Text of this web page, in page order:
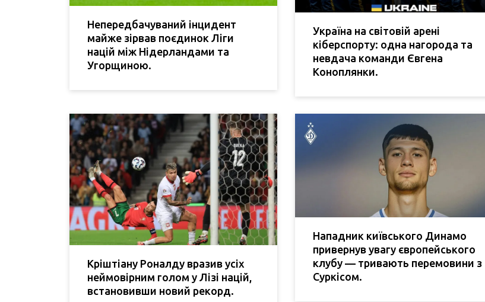
Непередбачуваний інцидент
майже зірвав поєдинок Ліги
націй між Нідерландами та
Угорщиною.
Україна на світовій арені
кіберспорту: одна нагорода та
невдача команди Євгена
Коноплянки.
Кріштіану Роналду вразив усіх
неймовірним голом у Лізі націй,
встановивши новий рекорд.
Нападник київського Динамо
привернув увагу європейського
клубу — тривають перемовини з
Суркісом.